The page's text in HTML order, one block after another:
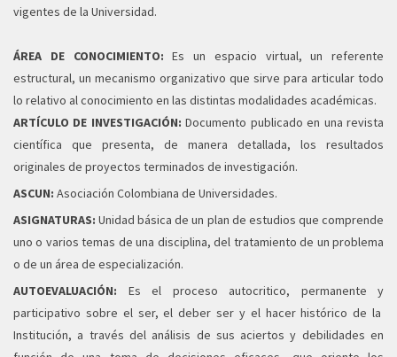
vigentes de la Universidad.
ÁREA DE CONOCIMIENTO:Es un espacio virtual, un referente
estructural, un mecanismo organizativo que sirve para articular todo
lo relativo al conocimiento en las distintas modalidades académicas.
ARTÍCULO DE INVESTIGACIÓN:Documento publicado en una revista
científica que presenta, de manera detallada, los resultados
originales de proyectos terminados de investigación.
ASCUN: Asociación Colombiana de Universidades.
ASIGNATURAS:Unidad básica de un plan de estudios que comprende
uno o varios temas de una disciplina, del tratamiento de un problema
o de un área de especialización.
AUTOEVALUACIÓN: Es el proceso autocritico, permanente y
participativo sobre el ser, el deber ser y el hacer histórico de la
Institución, a través del análisis de sus aciertos y debilidades en